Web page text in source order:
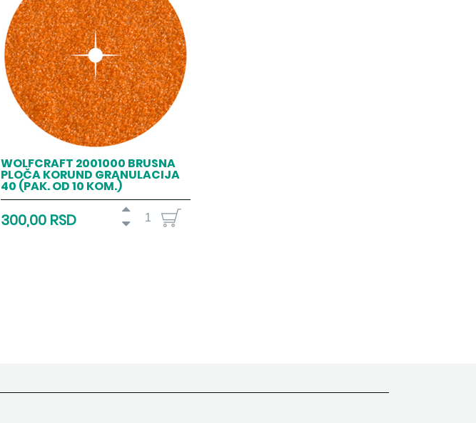
WOLFCRAFT 2001000 BRUSNA
PLOČA KORUND GRANULACIJA
40 (PAK. OD 10 KOM.)
300,00 RSD